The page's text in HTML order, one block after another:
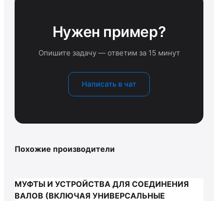
Нужен пример?
Опишите задачу — ответим за 15 минут
Написать в чат
Похожие производители
МУФТЫ И УСТРОЙСТВА ДЛЯ СОЕДИНЕНИЯ
ВАЛОВ (ВКЛЮЧАЯ УНИВЕРСАЛЬНЫЕ